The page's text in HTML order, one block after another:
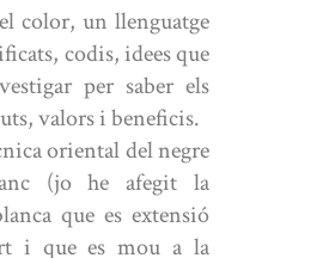
color, un llenguatge
codis, idees que
per saber els
valors i beneficis.
oriental del negre
(jo he afegit la
que es extensió
i que es mou a la